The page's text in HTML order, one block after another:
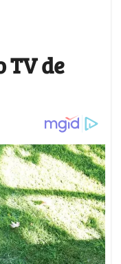
TV de